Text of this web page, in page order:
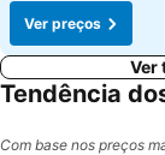
Ver preços
Ver
Tendência
Com base nos preços